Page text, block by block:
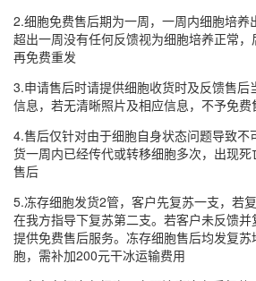
2.细胞免费售后期为一周，一周内细胞培养
超出一周没有任何反馈视为细胞培养正常
再免费重发
3.申请售后时请提供细胞收货时及反馈售后
信息，若无清晰照片及相应信息，不予免费
4.售后仅针对由于细胞自身状态问题导致不
货一周内已经传代或转移细胞多次，出现
售后
5.冻存细胞发货2管，客户先复苏一支，若
在我方指导下复苏第二支。若客户未反馈
提供免费售后服务。冻存细胞售后均发复
胞，需补加200元干冰运输费用